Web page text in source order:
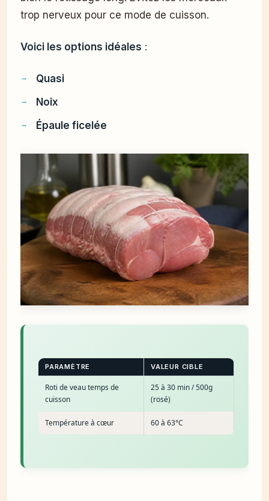
trop nerveux pour ce mode de cuisson.
Voici les options idéales :
Quasi
Noix
Épaule ficelée
PARAMÈTRE VALEUR CIBLE
Roti de veau temps de
cuisson
25 à 30 min / 500g
(rosé)
Température à cœur 60 à 63°C